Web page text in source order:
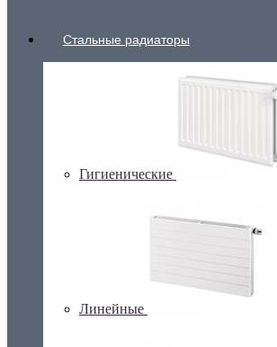
Стальные радиаторы
Гигиенические
Линейные